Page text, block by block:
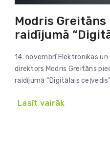
Modris Greitāns
raidījumā
14. novembrī Elektronikas
direktors Modris Greitāns
raidījumā “Digitālais
Lasīt vairāk